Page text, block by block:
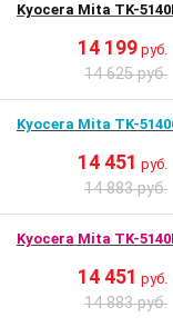
Kyocera Mita TK-
14 199 руб.
14 625 руб.
Kyocera Mita TK-
14 451 руб.
14 883 руб.
Kyocera Mita TK-
14 451 руб.
14 883 руб.